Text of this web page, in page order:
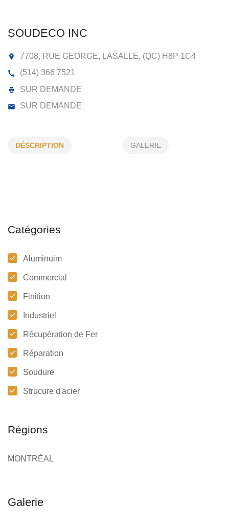
SOUDECO INC
DÉSCRIPTION GALERIE
Catégories
Aluminuim
Commercial
Finition
Industriel
Récupération de Fer
Réparation
Soudure
Strucure d'acier
Régions
MONTRÉAL